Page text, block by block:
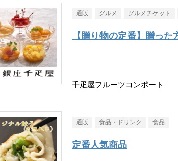
通販 グルメ グルメチケット
【贈り物の定番】贈っ
千疋屋フルーツコンポート
通販 食品・ドリンク 食品
定番人気商品